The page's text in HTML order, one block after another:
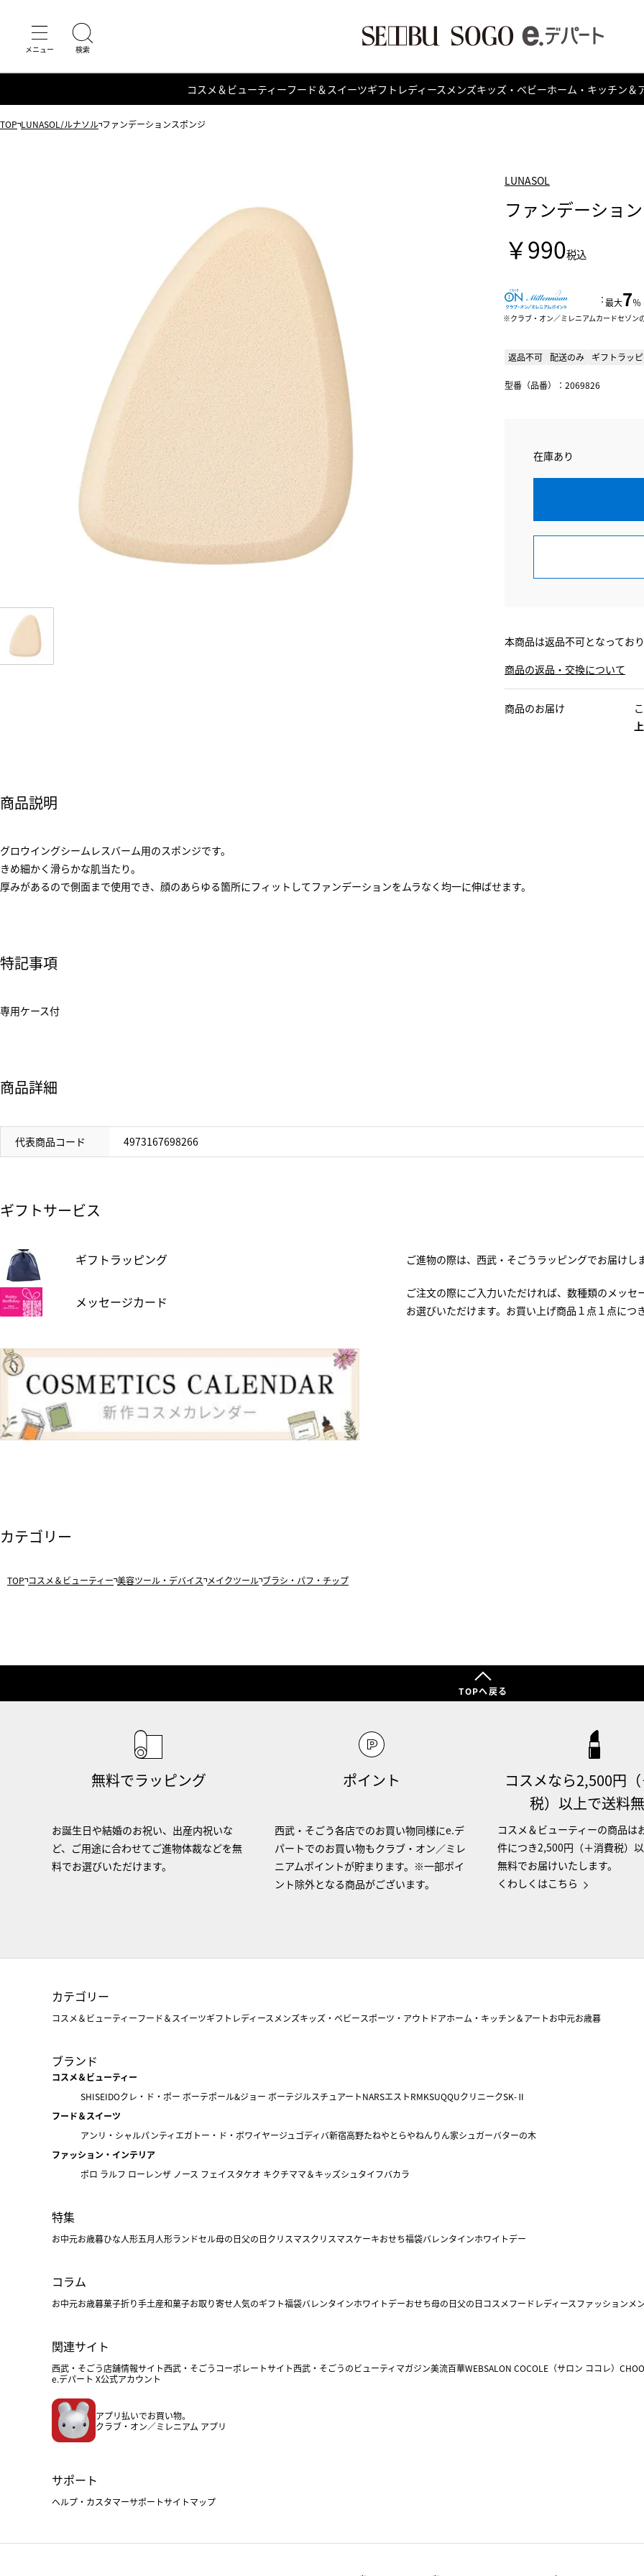
コスメ＆ビューティーフード＆スイーツギフト レディース メンズキッズ・ベビーホーム・キッチン＆
TOP LUNASOL/ルナソル ファンデーションスポンジ
LUNASOL
ファンデーショ
￥990税込
：最大7％
クラブ・オン／ミレニアムカードセゾン
返品不可 配送のみ ギフトラッ
型番（品番）：2069826
在庫あり
本商品は返品不可となってお
商品の返品・交換について
商品のお届け
商品説明
グロウイングシームレスバーム用のスポンジです。
きめ細かく滑らかな肌当たり。
厚みがあるので側面まで使用でき、顔のあらゆる箇所にフィットしてファンデーションをムラなく均一に伸ばせます。
特記事項
専用ケース付
商品詳細
代表商品コード 4973167698266
ギフトサービス
ギフトラッピング ご進物の際は、西武・そごうラッピングでお届けし
メッセージカード
ご注文の際にご入力いただければ、数種類のメッセ
お選びいただけます。お買い上げ商品１点１点につ
カテゴリー
TOP コスメ＆ビューティー 美容ツール・デバイス メイクツール ブラシ・パフ・チップ
TOPへ戻る
無料でラッピング
お誕生日や結婚のお祝い、出産内祝いな
ど、ご用途に合わせてご進物体裁などを無
料でお選びいただけます。
ポイント
西武・そごう各店でのお買い物同様にe.デ
パートでのお買い物もクラブ・オン／ミレ
ニアムポイントが貯まります。※一部ポイ
ント除外となる商品がございます。
コスメなら2,500円
税）以上で送料
コスメ＆ビューティーの商品は
件につき2,500円（＋消費税）
無料でお届けいたします。
くわしくはこちら
カテゴリー
コスメ＆ビューティーフード＆スイーツギフト レディースメンズキッズ・ベビースポーツ・アウトドアホーム・キッチン＆アートお中元お歳暮
ブランド
コスメ＆ビューティー
SHISEIDOクレ・ド・ポー ボーテポール&ジョー ボーテジルスチュアートNARSエストRMKSUQQUクリニークSK-Ⅱ
フード＆スイーツ
アンリ・シャルパンティエガトー・ド・ボワイヤージュゴディバ新宿高野たねやとらやねんりん家シュガーバターの木
ファッション・インテリア
ポロ ラルフ ローレンザ ノース フェイスタケオ キクチママ＆キッズシュタイフバカラ
特集
お中元お歳暮ひな人形五月人形ランドセル母の日父の日クリスマスクリスマスケーキおせち福袋バレンタインホワイトデー
コラム
お中元お歳暮菓子折り手土産和菓子お取り寄せ人気のギフト福袋バレンタインホワイトデーおせち母の日父の日 コスメフードレディースファッションメ
関連サイト
西武・そごう店舗情報サイト西武・そごうコーポレートサイト西武・そごうのビューティマガジン美流百華WEBSALON COCOLE（サロン ココレ）
e.デパート X公式アカウント
アプリ払いでお買い物。
クラブ・オン／ミレニアム アプリ
サポート
ヘルプ・カスタマーサポートサイトマップ